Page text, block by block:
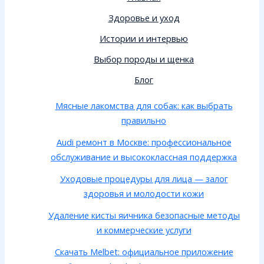
Здоровье и уход
Истории и интервью
Выбор породы и щенка
Блог
Мясные лакомства для собак: как выбрать
правильно
Audi ремонт в Москве: профессиональное
обслуживание и высококлассная поддержка
Уходовые процедуры для лица — залог
здоровья и молодости кожи
Удаление кисты яичника безопасные методы
и коммерческие услуги
Скачать Melbet: официальное приложение